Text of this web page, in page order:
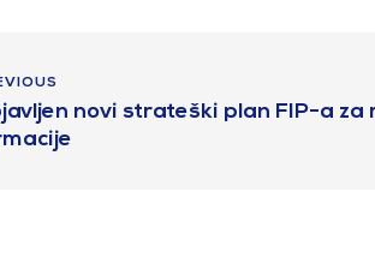
novi strateški plan FIP-a za